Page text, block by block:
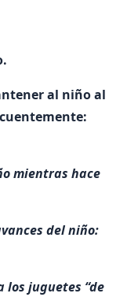
al niño al
mientras hace
del niño:
los juguetes “de